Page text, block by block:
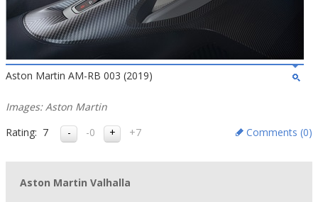
Aston Martin AM-RB 003 (2019)
Images: Aston Martin
Rating: 7 -0 +7 Comments (0)
Aston Martin Valhalla